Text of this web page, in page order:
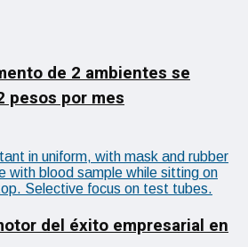
de 2 ambientes se
pesos por mes
del éxito empresarial en